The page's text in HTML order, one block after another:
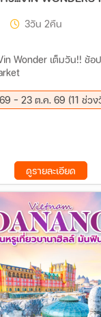
ระหว่าง
3วัน 2คืน
Wonder เต็มวัน!! ช้
- 23 ต.ค. 69 (11 ช่ว
28 ส.ค.
18 ก.ย.
02 ต.ค.
09 ต.ค.
16 ต.ค.
ดูรายละเอียด